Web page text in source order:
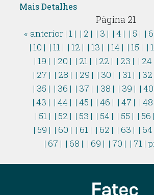
Mais Detalhes
Página 21
« anterior| 1 | | 2 | | 3 | | 4 | | 5 | |
| 10 | | 11 | | 12 | | 13 | | 14 | | 15 | |
| 19 | | 20 | | 21 | | 22 | | 23 | | 24
| 27 | | 28 | | 29 | | 30 | | 31 | | 32
| 35 | | 36 | | 37 | | 38 | | 39 | |
| 43 | | 44 | | 45 | | 46 | | 47 | | 48
| 51 | | 52 | | 53 | | 54 | | 55 | | 56 |
| 59 | | 60 | | 61 | | 62 | | 63 | | 64
| 67 | | 68 | | 69 | | 70 | | 71 |